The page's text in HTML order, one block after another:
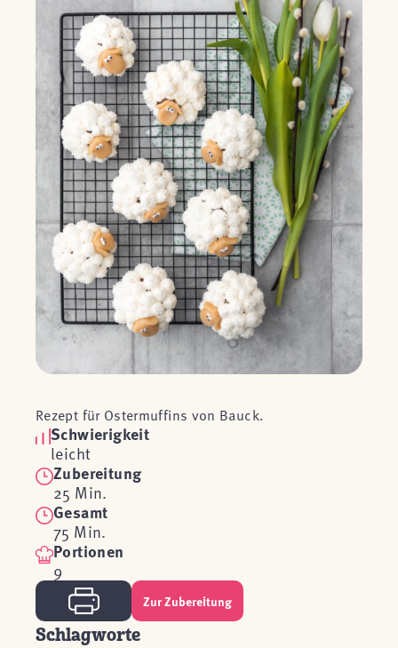
Rezept für Ostermuffins von Bauck.
Schwierigkeit
leicht
Zubereitung
25 Min.
Gesamt
75 Min.
Portionen
9
Zur Zubereitung
Schlagworte